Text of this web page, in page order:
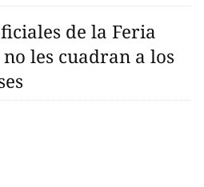
de la Feria
les cuadran a los